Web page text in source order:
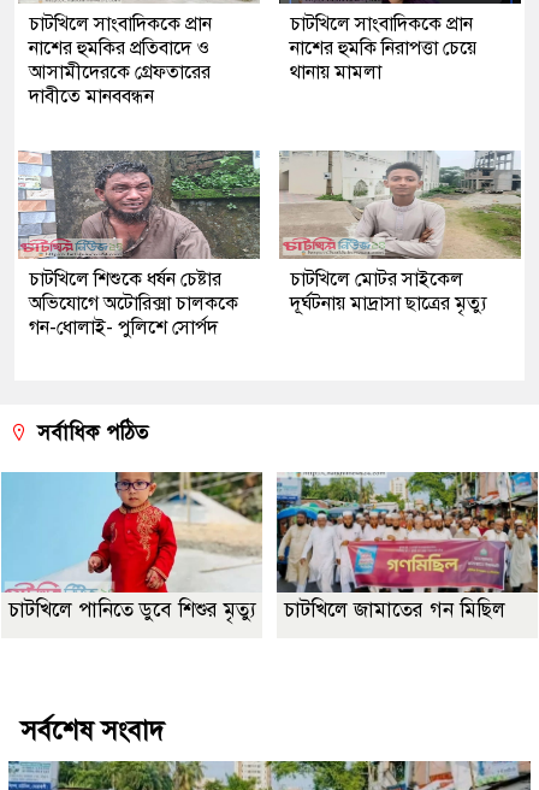
চাটখিলে সাংবাদিককে প্রান
নাশের হুমকির প্রতিবাদে ও
আসামীদেরকে গ্রেফতারের
দাবীতে মানববন্ধন
চাটখিলে সাংবাদিককে প্রান
নাশের হুমকি নিরাপত্তা চেয়ে
থানায় মামলা
চাটখিলে শিশুকে ধর্ষন চেষ্টার
অভিযোগে অটোরিক্সা চালককে
গন-ধোলাই- পুলিশে সোর্পদ
চাটখিলে মোটর সাইকেল
দূর্ঘটনায় মাদ্রাসা ছাত্রের মৃত্যু
সর্বাধিক পঠিত
চাটখিলে পানিতে ডুবে শিশুর মৃত্যু চাটখিলে জামাতের গন মিছিল
সর্বশেষ সংবাদ